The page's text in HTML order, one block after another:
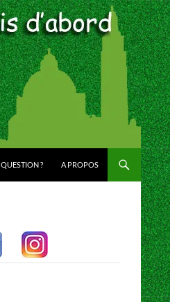
QUESTION ? A PROPOS